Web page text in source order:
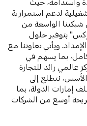
لدعم استمرارية
الواسعة من
بتوفير حلول
ويأتي تعاوننا مع
بما يسهم في
عالمي رائد للتجارة
نتطلع إلى
الدولة، بما
أوسع من الشركات